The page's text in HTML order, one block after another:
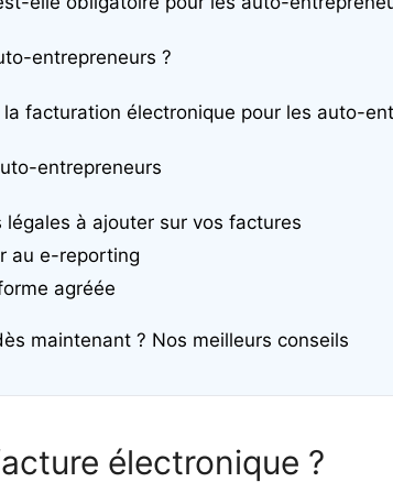
entrepreneurs ?
facturation électronique pour les auto-
entrepreneurs
légales à ajouter sur vos factures
au e-reporting
agréée
maintenant ? Nos meilleurs conseils
électronique ?